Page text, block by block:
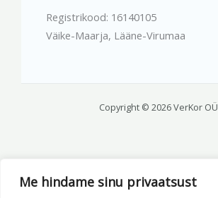
Me hindame sinu privaatsust
Registrikood: 16140105
Väike-Maarja, Lääne-Virumaa
Copyright © 2026 VerKor OÜ